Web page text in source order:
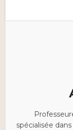
spécialisée